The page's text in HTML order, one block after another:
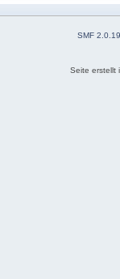
SMF 2.0.19
Seite erstellt